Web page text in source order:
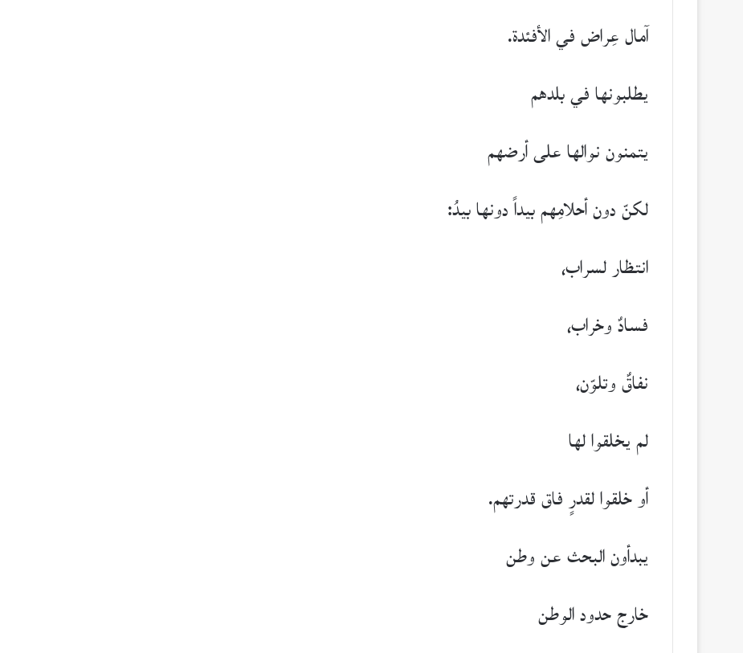
آمال عِراض في الأفئدة.
يطلبونها في بلدهم
يتمنون نوالها على أرضهم
لكنّ دون أحلامِهم بيداً دونها بيدُ:
انتظار لسراب،
فسادٌ وخراب،
نفاقٌ وتلوّن،
لم يخلقوا لها
أو خلقوا لقدرٍ فاق قدرتهم.
يبدأون البحث عن وطن
خارج حدود الوطن